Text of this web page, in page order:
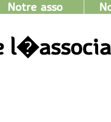
Notre asso